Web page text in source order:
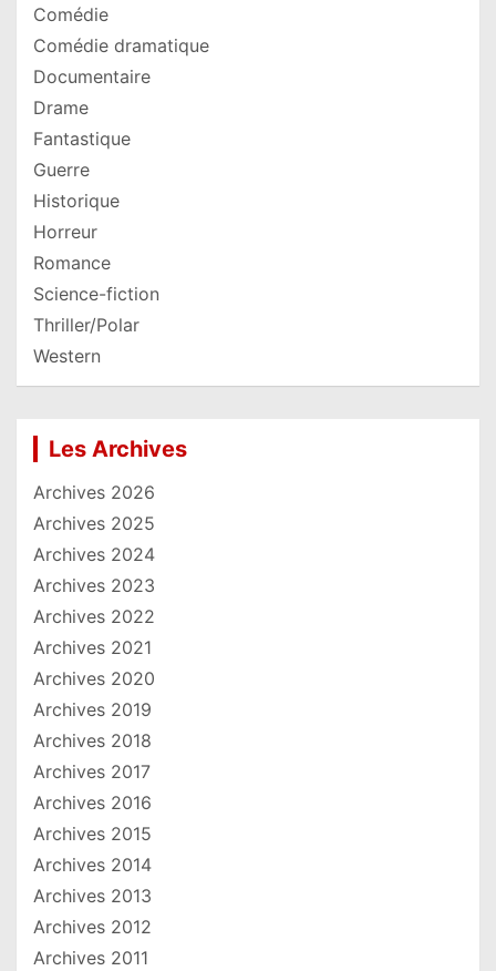
Comédie
Comédie dramatique
Documentaire
Drame
Fantastique
Guerre
Historique
Horreur
Romance
Science-fiction
Thriller/Polar
Western
Les Archives
Archives 2026
Archives 2025
Archives 2024
Archives 2023
Archives 2022
Archives 2021
Archives 2020
Archives 2019
Archives 2018
Archives 2017
Archives 2016
Archives 2015
Archives 2014
Archives 2013
Archives 2012
Archives 2011